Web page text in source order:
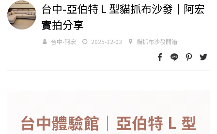
台中-亞伯特 L 型貓抓布沙發｜阿宏
實拍分享
台中-阿宏 2025-12-03 貓抓布沙發開箱
台中體驗館｜亞伯特 L 型